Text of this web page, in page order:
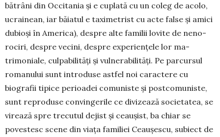
bătrâni din Occi­tania și e cuplată cu un coleg de acolo,
ucrainean, iar băiatul e taximetrist cu acte false și amici
dubioși în America), despre alte familii lovite de neno­
rociri, despre vecini, despre experiențele lor ma­
trimoniale, culpabilități și vulnerabilități. Pe par­cursul
romanului sunt intro­duse astfel noi carac­tere cu
biografii tipice perioa­dei comuniste și postcomuniste,
sunt reproduse convingerile ce divizează societatea, se
virează spre trecutul dejist și ceaușist, ba chiar se
povestesc scene din viața fa­miliei Ceaușescu, subiect de